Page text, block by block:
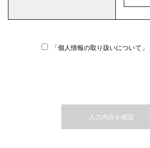
「個人情報の取り扱いについて」